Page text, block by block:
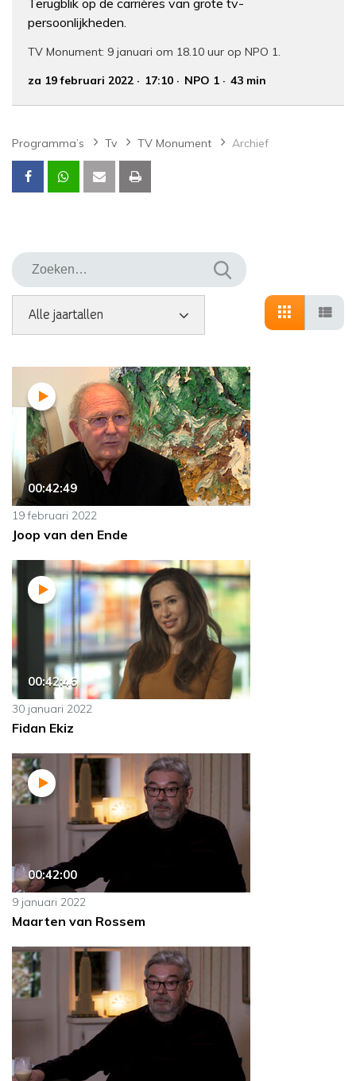
Terugblik op de carrières van grote tv-
persoonlijkheden.
TV Monument: 9 januari om 18.10 uur op NPO 1.
za 19 februari 2022
17:10 NPO 1 43 min
Programma’s Tv TV Monument Archief
00:42:49
19 februari 2022
Joop van den Ende
00:42:46
30 januari 2022
Fidan Ekiz
00:42:00
9 januari 2022
Maarten van Rossem